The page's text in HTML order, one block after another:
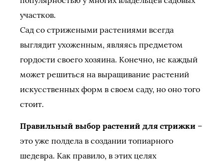
участков.
Сад со стрижеными растениями всегда
выглядит ухоженным, являясь предметом
гордости своего хозяина. Конечно, не каждый
может решиться на выращивание растений
искусственных форм в своем саду, но оно того
стоит.
Правильный выбор растений для стрижки –
это уже полдела в создании топиарного
шедевра. Как правило, в этих целях